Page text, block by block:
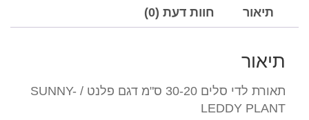
ס''מ
פלנט
SUNNY-
LEDDY
תיאור חוות דעת (0)
תיאור
תאורת לדי סלים 30-20 ס"מ דגם פלנט / SUNNY-
LEDDY PLANT